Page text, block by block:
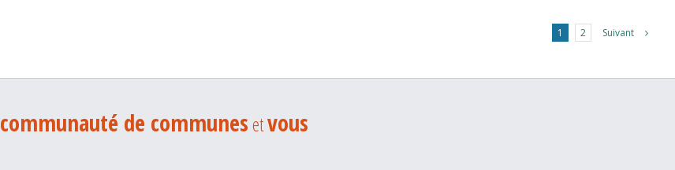
1 2 Suivant
communauté de communesetvous